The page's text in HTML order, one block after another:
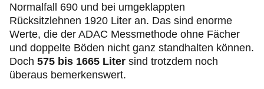
Normalfall 690 und bei umgeklappten
Rücksitzlehnen 1920 Liter an. Das sind enorme
Werte, die der ADAC Messmethode ohne Fächer
und doppelte Böden nicht ganz standhalten können.
Doch 575 bis 1665 Liter sind trotzdem noch
überaus bemerkenswert.